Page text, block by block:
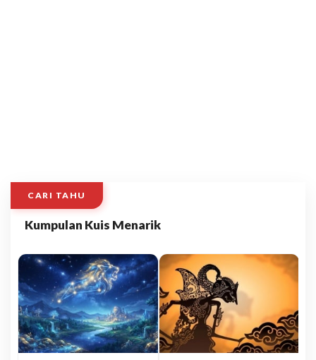
CARI TAHU
Kumpulan Kuis Menarik